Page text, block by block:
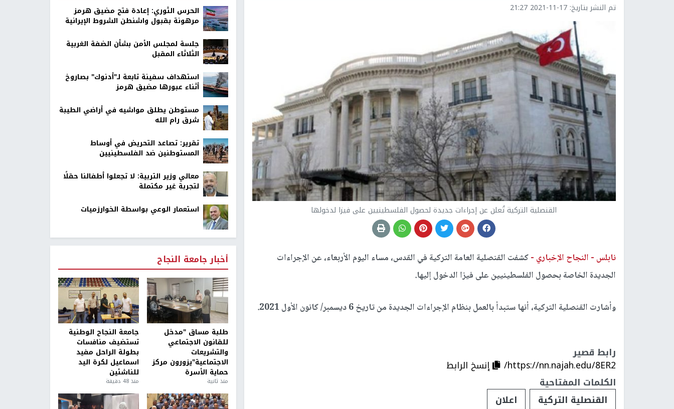
تم النشر بتاريخ: 2021-11-17 21:27
القنصلية التركية تُعلن عن إجراءات جديدة لحصول الفلسطينيين على فيزا لدخولها
نابلس - النجاح الإخباري -كشفت القنصلية العامة التركية في القدس، مساء اليوم الأربعاء، عن الإجراءات
الجديدة الخاصة بحصول الفلسطينيين على فيزا الدخول إليها.
وأشارت القنصلية التركية، أنها ستبدأ بالعمل بنظام الإجراءات الجديدة من تاريخ 6 ديسمبر/ كانون الأول 2021.
رابط قصير
https://nn.najah.edu/8ER2/
إنسخ الرابط
الكلمات المفتاحية
القنصلية التركية
اعلان
الحرس الثوري: إعادة فتح مضيق هرمز
مرهونة بقبول واشنطن الشروط الإيرانية
جلسة لمجلس الأمن بشأن الضفة الغربية
الثلاثاء المقبل
استهداف سفينة تابعة لـ"أدنوك" بصاروخ
أثناء عبورها مضيق هرمز
مستوطن يطلق مواشيه في أراضي الطيبة
شرق رام الله
تقرير: تصاعد التحريض في أوساط
المستوطنين ضد الفلسطينيين
معالي وزير التربية: لا تجعلوا أطفالنا حقلًا
لتجربة غير مكتملة
استعمار الوعي بواسطة الخوارزميات
أخبار جامعة النجاح
طلبة مساق "مدخل
للقانون الاجتماعي
والتشريعات
الاجتماعية"يزورون مركز
حماية الأسرة
منذ ثانية
جامعة النجاح الوطنية
تستضيف منافسات
بطولة الراحل مفيد
اسماعيل لكرة اليد
للناشئين
منذ 48 دقيقة